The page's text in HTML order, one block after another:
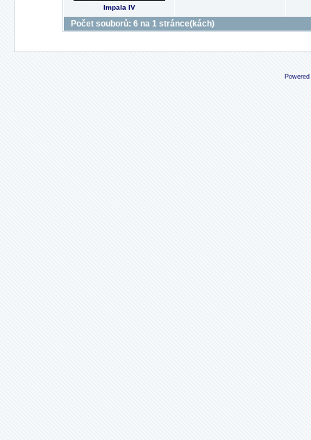
Impala IV
Počet souborů: 6 na 1 stránce(kách)